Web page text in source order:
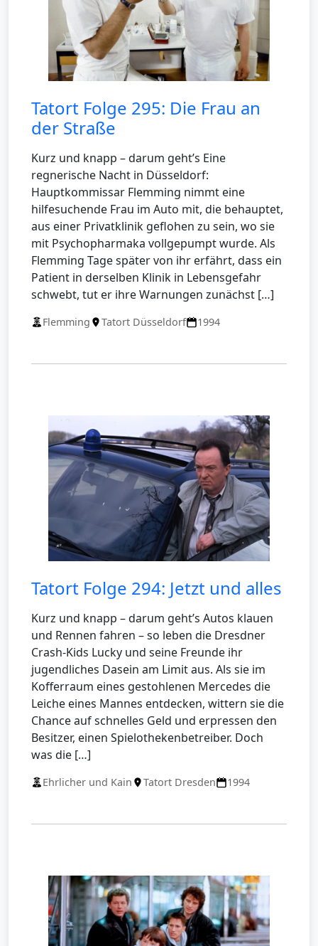
Tatort Folge 295: Die Frau an
der Straße
Kurz und knapp – darum geht’s Eine
regnerische Nacht in Düsseldorf:
Hauptkommissar Flemming nimmt eine
hilfesuchende Frau im Auto mit, die behauptet,
aus einer Privatklinik geflohen zu sein, wo sie
mit Psychopharmaka vollgepumpt wurde. Als
Flemming Tage später von ihr erfährt, dass ein
Patient in derselben Klinik in Lebensgefahr
schwebt, tut er ihre Warnungen zunächst […]
Flemming Tatort Düsseldorf 1994
Tatort Folge 294: Jetzt und alles
Kurz und knapp – darum geht’s Autos klauen
und Rennen fahren – so leben die Dresdner
Crash-Kids Lucky und seine Freunde ihr
jugendliches Dasein am Limit aus. Als sie im
Kofferraum eines gestohlenen Mercedes die
Leiche eines Mannes entdecken, wittern sie die
Chance auf schnelles Geld und erpressen den
Besitzer, einen Spielothekenbetreiber. Doch
was die […]
Ehrlicher und Kain Tatort Dresden 1994